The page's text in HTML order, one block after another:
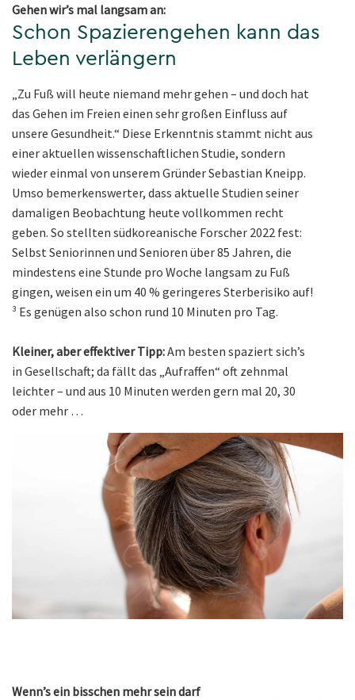
Gehen wir’s mal langsam an:
Schon Spazierengehen kann das
Leben verlängern
„Zu Fuß will heute niemand mehr gehen – und doch hat
das Gehen im Freien einen sehr großen Einfluss auf
unsere Gesundheit.“ Diese Erkenntnis stammt nicht aus
einer aktuellen wissenschaftlichen Studie, sondern
wieder einmal von unserem Gründer Sebastian Kneipp.
Umso bemerkenswerter, dass aktuelle Studien seiner
damaligen Beobachtung heute vollkommen recht
geben. So stellten südkoreanische Forscher 2022 fest:
Selbst Seniorinnen und Senioren über 85 Jahren, die
mindestens eine Stunde pro Woche langsam zu Fuß
gingen, weisen ein um 40 % geringeres Sterberisiko auf!
³ Es genügen also schon rund 10 Minuten pro Tag.
Kleiner, aber effektiver Tipp:Am besten spaziert sich’s
in Gesellschaft; da fällt das „Aufraffen“ oft zehnmal
leichter – und aus 10 Minuten werden gern mal 20, 30
oder mehr …
Wenn’s ein bisschen mehr sein darf